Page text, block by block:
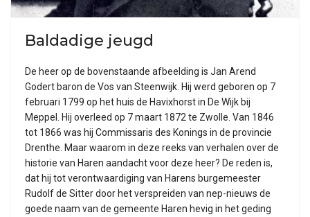
Baldadige jeugd
De heer op de bovenstaande afbeelding is Jan Arend
Godert baron de Vos van Steenwijk. Hij werd geboren op 7
februari 1799 op het huis de Havixhorst in De Wijk bij
Meppel. Hij overleed op 7 maart 1872 te Zwolle. Van 1846
tot 1866 was hij Commissaris des Konings in de provincie
Drenthe. Maar waarom in deze reeks van verhalen over de
historie van Haren aandacht voor deze heer? De reden is,
dat hij tot verontwaardiging van Harens burgemeester
Rudolf de Sitter door het verspreiden van nep-nieuws de
goede naam van de gemeente Haren hevig in het geding